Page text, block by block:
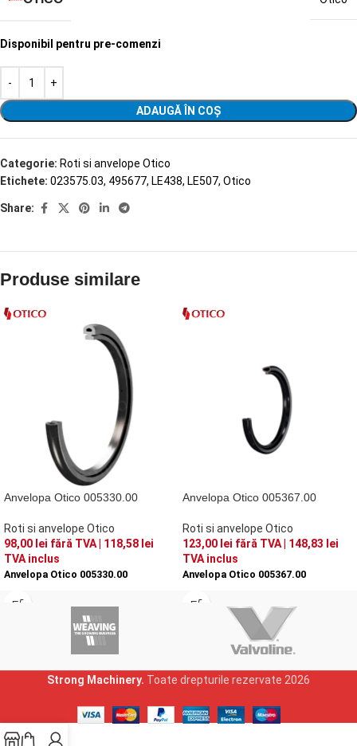
Disponibil pentru pre-comenzi
ADAUGĂ ÎN COȘ
Categorie: Roti si anvelope Otico
Etichete: 023575.03, 495677, LE438, LE507, Otico
Share:
Produse similare
Anvelopa Otico 005330.00
Roti si anvelope Otico
98,00 lei fără TVA | 118,58 lei
TVA inclus
Anvelopa Otico 005330.00
Anvelopa Otico 005367.00
Roti si anvelope Otico
123,00 lei fără TVA | 148,83 lei
TVA inclus
Anvelopa Otico 005367.00
Strong Machinery. Toate drepturile rezervate 2026